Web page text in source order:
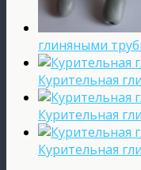
глиняными
Курительная
Курительная
Курительная